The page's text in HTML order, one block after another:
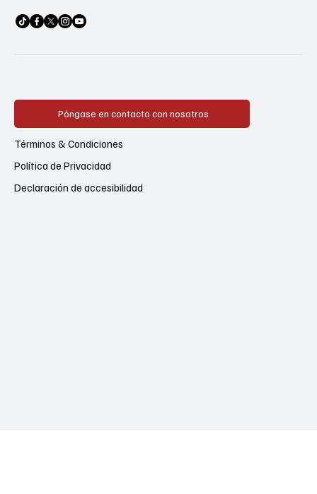
Póngase en contacto con nosotros
Política de Privacidad
Términos & Condiciones
Declaración de accesibilidad